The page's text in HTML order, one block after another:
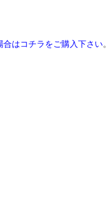
はコチラをご購入下さい。